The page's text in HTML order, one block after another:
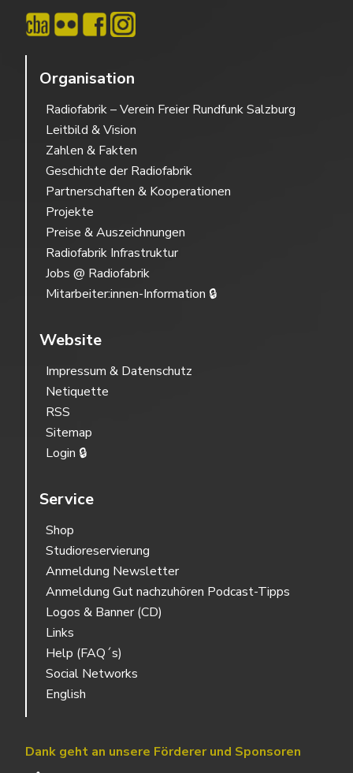
Organisation
Radiofabrik – Verein Freier Rundfunk Salzburg
Leitbild & Vision
Zahlen & Fakten
Geschichte der Radiofabrik
Partnerschaften & Kooperationen
Projekte
Preise & Auszeichnungen
Radiofabrik Infrastruktur
Jobs @ Radiofabrik
Mitarbeiter:innen-Information 🔒
Website
Impressum & Datenschutz
Netiquette
RSS
Sitemap
Login 🔒
Service
Shop
Studioreservierung
Anmeldung Newsletter
Anmeldung Gut nachzuhören Podcast-Tipps
Logos & Banner (CD)
Links
Help (FAQ´s)
Social Networks
English
Dank geht an unsere Förderer und Sponsoren